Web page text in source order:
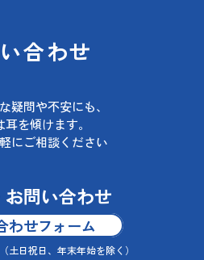
合わせ
疑問や不安にも、
を傾けます。
にご相談ください
お問い合わせ
わせフォーム
（土日祝日、年末年始を除く）